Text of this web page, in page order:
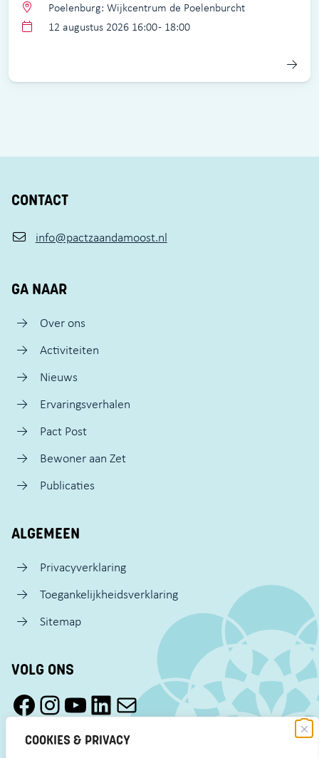
COOKIES & PRIVACY
Poelenburg: Wijkcentrum de Poelenburcht
12 augustus 2026 16:00 - 18:00
CONTACT
info@pactzaandamoost.nl
GA NAAR
Over ons
Activiteiten
Nieuws
Ervaringsverhalen
Pact Post
Bewoner aan Zet
Publicaties
ALGEMEEN
Privacyverklaring
Toegankelijkheidsverklaring
Sitemap
VOLG ONS
Facebook Pact Zaandam OostInstagram Pact Zaandam OostYouTube Pact Zaandam OostLinkedIn
Mail